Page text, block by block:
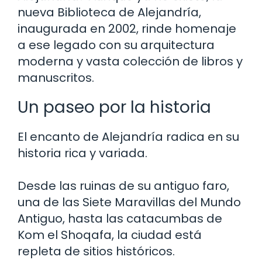
nueva Biblioteca de Alejandría,
inaugurada en 2002, rinde homenaje
a ese legado con su arquitectura
moderna y vasta colección de libros y
manuscritos.
Un paseo por la historia
El encanto de Alejandría radica en su
historia rica y variada.
Desde las ruinas de su antiguo faro,
una de las Siete Maravillas del Mundo
Antiguo, hasta las catacumbas de
Kom el Shoqafa, la ciudad está
repleta de sitios históricos.